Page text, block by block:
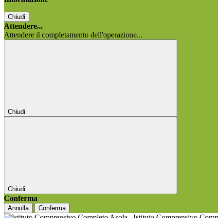
Chiudi
Attendere...
Attendere il completamento dell'operazione...
Chiudi
Chiudi
Conferma
Annulla Conferma